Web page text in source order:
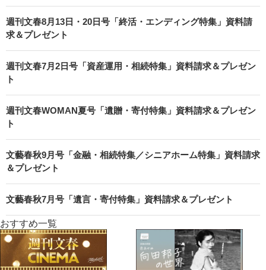
週刊文春8月13日・20日号「終活・エンディング特集」資料請
求＆プレゼント
週刊文春7月2日号「資産運用・相続特集」資料請求＆プレゼン
ト
週刊文春WOMAN夏号「遺贈・寄付特集」資料請求＆プレゼン
ト
文藝春秋9月号「金融・相続特集／シニアホーム特集」資料請求
＆プレゼント
文藝春秋7月号「遺言・寄付特集」資料請求＆プレゼント
おすすめ一覧